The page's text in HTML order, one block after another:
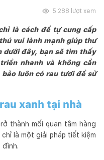
5.288 lượt xem
là cách để tự cung cấp
vui lành mạnh giúp thư
dưới đây, bạn sẽ tìm thấy
nhanh và không cần
luôn có rau tươi để sử
xanh tại nhà
thành mối quan tâm hàng
là một giải pháp tiết kiệm
đình.